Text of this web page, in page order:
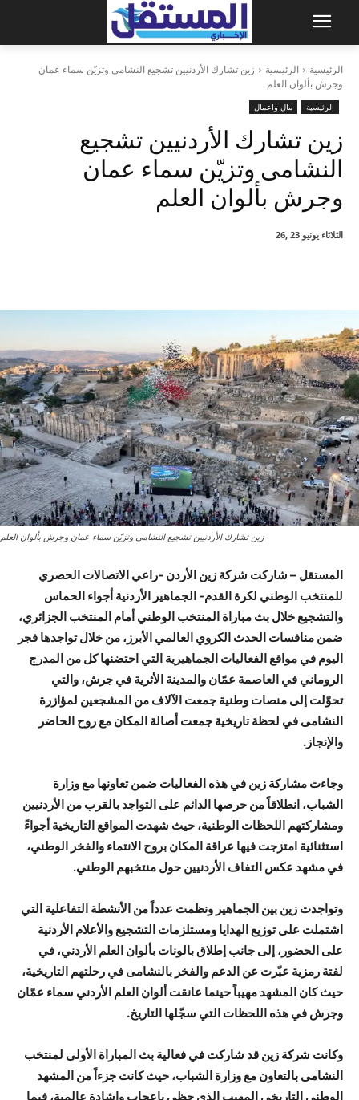
الرئيسية الرئيسية
زين تشارك الأردنيين تشجيع النشامى وتزيّن سماء عمان
وجرش بألوان العلم
الرئيسية مال واعمال
زين تشارك الأردنيين تشجيع
النشامى وتزيّن سماء عمان
وجرش بألوان العلم
الثلاثاء يونيو 23 ,26
زين تشارك الأردنيين تشجيع النشامى وتزيّن سماء عمان وجرش بألوان العلم
المستقل – شاركت شركة زين الأردن -راعي الاتصالات الحصري
للمنتخب الوطني لكرة القدم- الجماهير الأردنية أجواء الحماس
والتشجيع خلال بث مباراة المنتخب الوطني أمام المنتخب الجزائري،
ضمن منافسات الحدث الكروي العالمي الأبرز، من خلال تواجدها فجر
اليوم في مواقع الفعاليات الجماهيرية التي احتضنها كل من المدرج
الروماني في العاصمة عمّان والمدينة الأثرية في جرش، والتي
تحوّلت إلى منصات وطنية جمعت الآلاف من المشجعين لمؤازرة
النشامى في لحظة تاريخية جمعت أصالة المكان مع روح الحاضر
والإنجاز.
وجاءت مشاركة زين في هذه الفعاليات ضمن تعاونها مع وزارة
الشباب، انطلاقاً من حرصها الدائم على التواجد بالقرب من الأردنيين
ومشاركتهم اللحظات الوطنية، حيث شهدت المواقع التاريخية أجواءً
استثنائية امتزجت فيها عراقة المكان بروح الانتماء والفخر الوطني،
في مشهد عكس التفاف الأردنيين حول منتخبهم الوطني.
وتواجدت زين بين الجماهير ونظمت عدداً من الأنشطة التفاعلية التي
اشتملت على توزيع الهدايا ومستلزمات التشجيع والأعلام الأردنية
على الحضور، إلى جانب إطلاق بالونات بألوان العلم الأردني، في
لفتة رمزية عبّرت عن الدعم والفخر بالنشامى في رحلتهم التاريخية،
حيث كان المشهد مهيباً حينما عانقت ألوان العلم الأردني سماء عمّان
وجرش في هذه اللحظات التي سجّلها التاريخ.
وكانت شركة زين قد شاركت في فعالية بث المباراة الأولى لمنتخب
النشامى بالتعاون مع وزارة الشباب، حيث كانت جزءاً من المشهد
الوطني التاريخي المهيب الذي حظي بإعجاب وإشادة عالمية، فيما